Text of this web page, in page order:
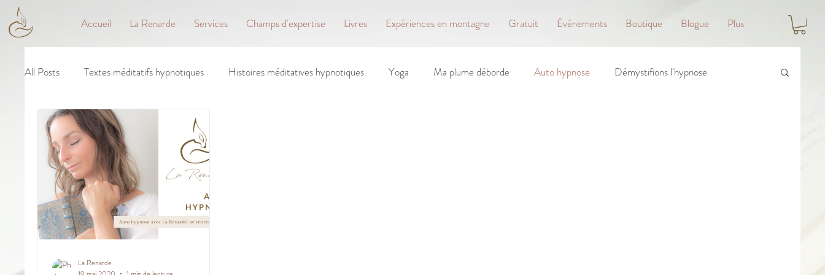
Accueil La Renarde Services Champs d'expertise Livres Expériences en montagne Gratuit Événements Boutique Blogue Plus
All Posts Textes méditatifs hypnotiques Histoires méditatives hypnotiques Yoga Ma plume déborde Auto hypnose Démystifions l'hypnose
La Renarde